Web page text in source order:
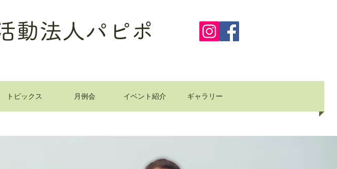
動法人パピポ
トピックス 月例会 イベント紹介 ギャラリー